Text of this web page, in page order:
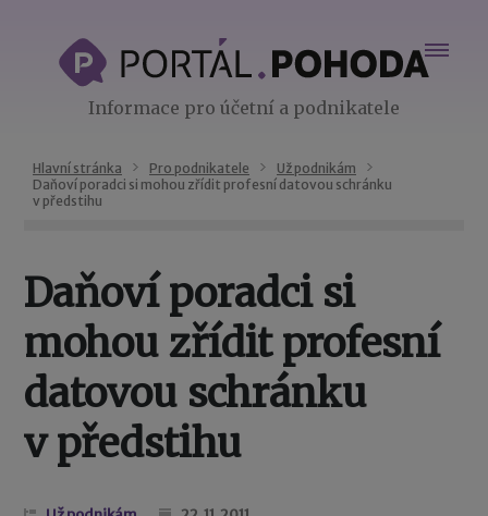
Informace pro účetní a podnikatele
Hlavní stránka Pro podnikatele
Už podnikám
Daňoví poradci si mohou zřídit profesní datovou schránku
v předstihu
Daňoví poradci si
mohou zřídit profesní
datovou schránku
v předstihu